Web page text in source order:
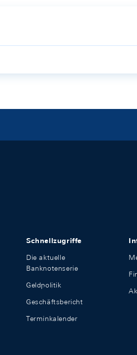
Schnellzugriffe
Die aktuelle
Banknotenserie
Geldpolitik
Geschäftsbericht
Terminkalender